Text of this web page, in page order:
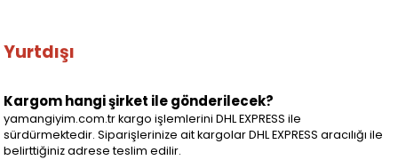
Yurtdışı
Kargom hangi şirket ile gönderilecek?
yamangiyim.com.tr kargo işlemlerini DHL EXPRESS ile
sürdürmektedir. Siparişlerinize ait kargolar DHL EXPRESS aracılığı ile
belirttiğiniz adrese teslim edilir.